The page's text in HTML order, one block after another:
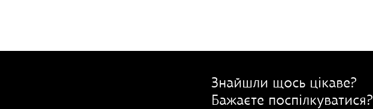
Знайшли щось цікаве?
Бажаєте поспілкуватися?